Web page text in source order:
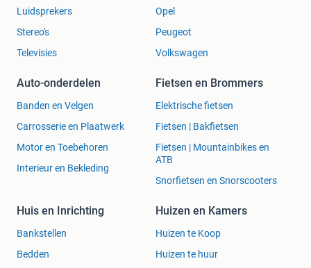
Luidsprekers
Stereo's
Televisies
Opel
Peugeot
Volkswagen
Auto-onderdelen
Banden en Velgen
Carrosserie en Plaatwerk
Motor en Toebehoren
Interieur en Bekleding
Fietsen en Brommers
Elektrische fietsen
Fietsen | Bakfietsen
Fietsen | Mountainbikes en
ATB
Snorfietsen en Snorscooters
Huis en Inrichting
Bankstellen
Bedden
Huizen en Kamers
Huizen te Koop
Huizen te huur